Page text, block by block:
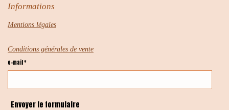
Informations
Mentions légales
Conditions générales de vente
e-mail *
Envoyer le formulaire